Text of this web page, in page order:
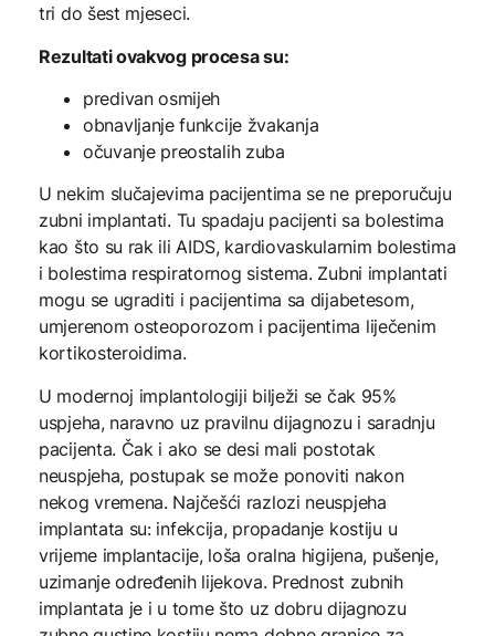
tri do šest mjeseci.
Rezultati ovakvog procesa su:
predivan osmijeh
obnavljanje funkcije žvakanja
očuvanje preostalih zuba
U nekim slučajevima pacijentima se ne preporučuju
zubni implantati. Tu spadaju pacijenti sa bolestima
kao što su rak ili AIDS, kardiovaskularnim bolestima
i bolestima respiratornog sistema. Zubni implantati
mogu se ugraditi i pacijentima sa dijabetesom,
umjerenom osteoporozom i pacijentima liječenim
kortikosteroidima.
U modernoj implantologiji bilježi se čak 95%
uspjeha, naravno uz pravilnu dijagnozu i saradnju
pacijenta. Čak i ako se desi mali postotak
neuspjeha, postupak se može ponoviti nakon
nekog vremena. Najčešći razlozi neuspjeha
implantata su: infekcija, propadanje kostiju u
vrijeme implantacije, loša oralna higijena, pušenje,
uzimanje određenih lijekova. Prednost zubnih
implantata je i u tome što uz dobru dijagnozu